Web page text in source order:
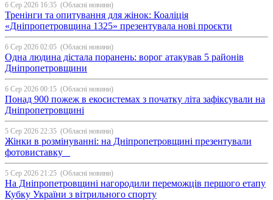
6 Сер 2026 16:35 (Обласні новини)
Тренінги та опитування для жінок: Коаліція
«Дніпропетровщина 1325» презентувала нові проєкти
6 Сер 2026 02:05 (Обласні новини)
Одна людина дістала поранень: ворог атакував 5 районів
Дніпропетровщини
6 Сер 2026 00:15 (Обласні новини)
Понад 900 пожеж в екосистемах з початку літа зафіксували на
Дніпропетровщині
5 Сер 2026 22:35 (Обласні новини)
Жінки в розмінуванні: на Дніпропетровщині презентували
фотовиставку
5 Сер 2026 21:25 (Обласні новини)
На Дніпропетровщині нагородили переможців першого етапу
Кубку України з вітрильного спорту